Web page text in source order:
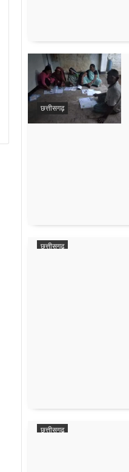
छत्तीसगढ़
छत्तीसगढ़
छत्तीसगढ़